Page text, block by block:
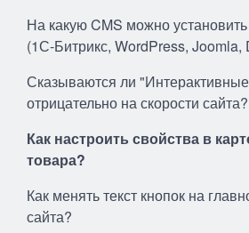
На какую CMS можно
(1С-Битрикс, WordPress, Joomla,
Сказываются ли "Интерактивные
отрицательно на скорости сайта?
Как настроить свойства в
товара?
Как менять текст кнопок на
сайта?